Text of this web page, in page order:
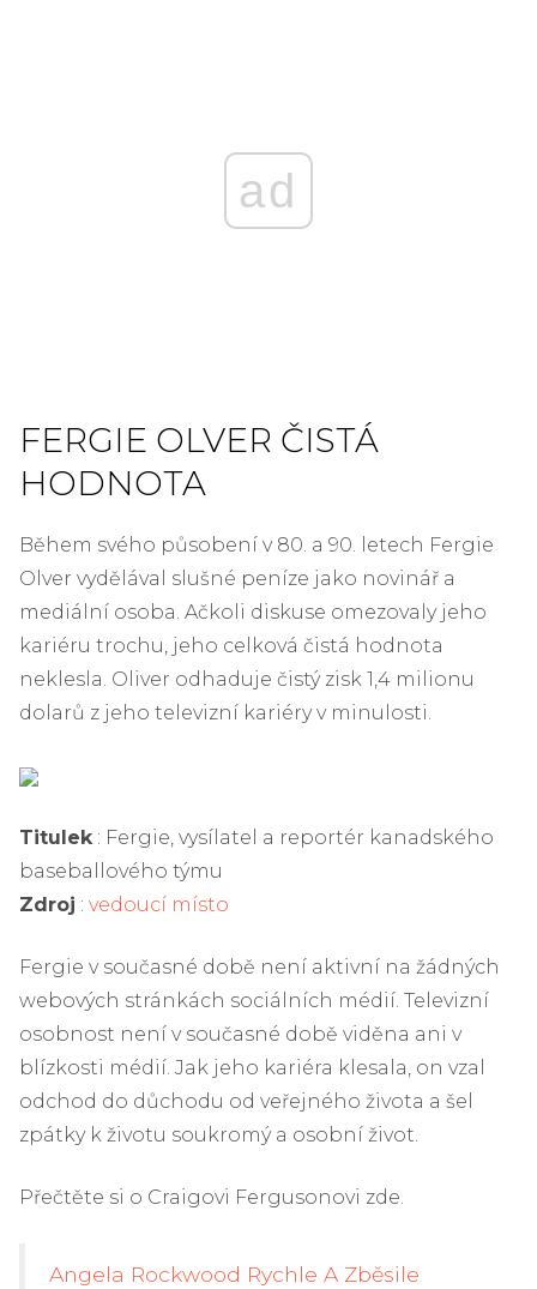
ad
FERGIE OLVER ČISTÁ
HODNOTA
Během svého působení v 80. a 90. letech Fergie
Olver vydělával slušné peníze jako novinář a
mediální osoba. Ačkoli diskuse omezovaly jeho
kariéru trochu, jeho celková čistá hodnota
neklesla. Oliver odhaduje čistý zisk 1,4 milionu
dolarů z jeho televizní kariéry v minulosti.
Titulek: Fergie, vysílatel a reportér kanadského
baseballového týmu
Zdroj : vedoucí místo
Fergie v současné době není aktivní na žádných
webových stránkách sociálních médií. Televizní
osobnost není v současné době viděna ani v
blízkosti médií. Jak jeho kariéra klesala, on vzal
odchod do důchodu od veřejného života a šel
zpátky k životu soukromý a osobní život.
Přečtěte si o Craigovi Fergusonovi zde.
Angela Rockwood Rychle A Zběsile